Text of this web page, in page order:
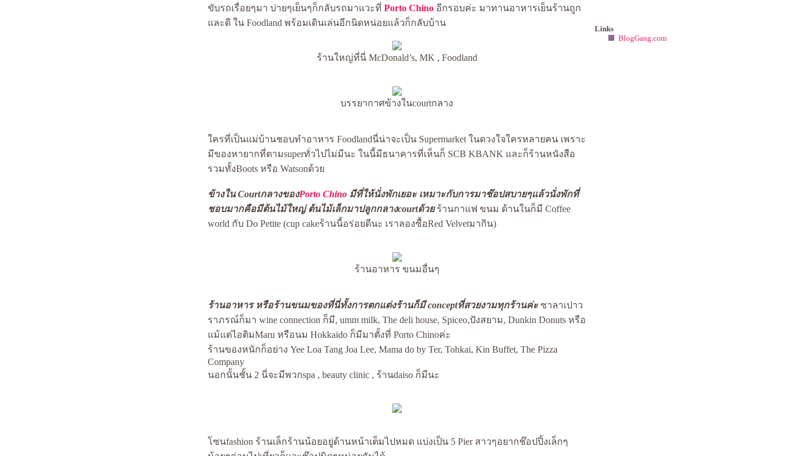
ขับรถเรื่อยๆมา บ่ายๆเย็นๆก็กลับรถมาแวะที่ Porto Chino อีกรอบค่ะ มาทานอาหารเย็นร้านถูก
ละดี ใน Foodland พร้อมเดินเล่นอีกนิดหน่อยแล้วก็กลับบ้าน
ร้านใหญ่ที่นี่ McDonald’s, MK , Foodland
บรรยากาศข้างในcourtกลาง
ครที่เป็นแม่บ้านชอบทำอาหาร Foodlandนี่น่าจะเป็น Supermarket ในดวงใจใครหลายคน เพราะ
มีของหายากที่ตามsuperทั่วไปไม่มีนะ ในนี้มีธนาคารที่เห็นก็ SCB KBANK และก็ร้านหนังสือ
รวมทั้งBoots หรือ Watsonด้ว
ข้างใน CourtกลางของPorto Chino มีที่ให้นั่งพักเยอะ เหมาะกับการมาช๊อปสบายๆแล้วนั่งพักที่
ชอบมากคือมีต้นไม้ใหญ่ ต้นไม้เล็กมาปลูกกลางcourtด้วร้านกาแฟ ขนม ด้านในก็มี Coffee
world กับ Do Petite (cup cakeร้านนี้อร่อยดีนะ เราลองซื้อRed Velvetมากิน)
ร้านอาหาร ขนมอื่นๆ
ร้านอาหาร หรือร้านขนมของที่นี่ทั้งการตกแต่งร้านก็มี conceptที่สวยงามทุกร้านค่ะซาลาเปาว
ราภรณ์ก็มา wine connection ก็มี, umm milk, The deli house, Spiceo,ปังสยาม, Dunkin Donuts หรือ
ม้แต่ไอติมMaru หรือนม Hokkaido ก็มีมาตั้งที่ Porto Chinoค่ะ
ร้านของหนักก็อย่าง Yee Loa Tang Joa Lee, Mama do by Ter, Tohkai, Kin Buffet, The Pizza
Company
นอกนั้นชั้น 2 นี่จะมีพวกspa , beauty clinic , ร้านdaiso ก็มีนะ
ซนfashion ร้านเล็กร้านน้อยอยู่ด้านหน้าเต็มไปหมด แบ่งเป็น 5 Pier สาวๆอยากช๊อปปิ้งเล็กๆ
Links
BlogGang.com